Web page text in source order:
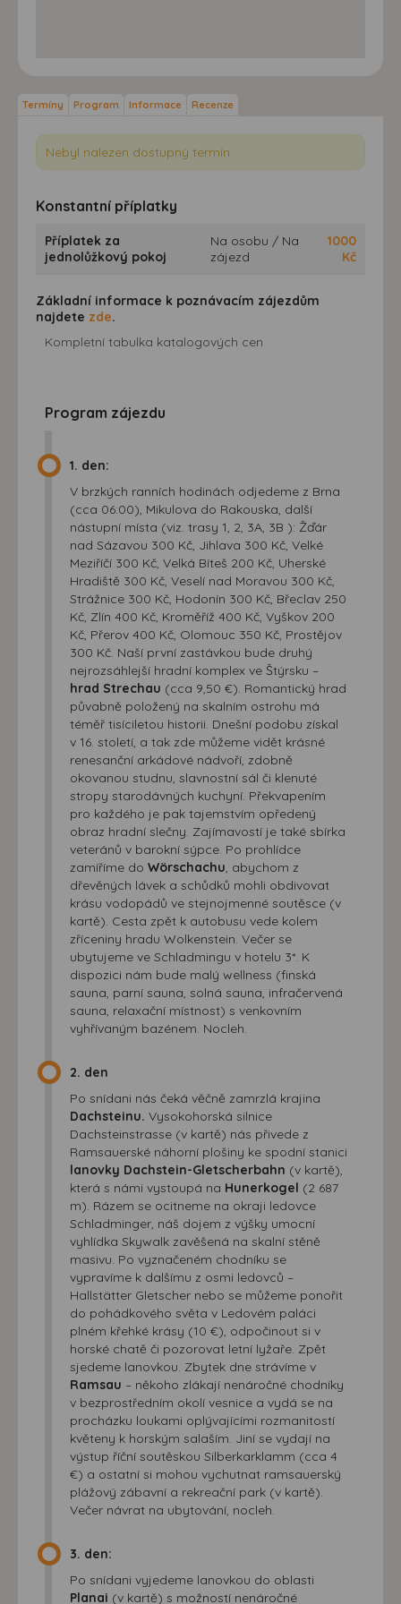
Termíny Program Informace Recenze
Nebyl nalezen dostupný termín.
Konstantní příplatky
Příplatek za
jednolůžkový pokoj
Na osobu / Na
zájezd
1000
Kč
Základní informace k poznávacím zájezdům
najdete zde.
Kompletní tabulka katalogových cen
Program zájezdu
1. den:
V brzkých ranních hodinách odjedeme z Brna
(cca 06:00), Mikulova do Rakouska, další
nástupní místa (viz. trasy 1, 2, 3A, 3B ): Žďár
nad Sázavou 300 Kč, Jihlava 300 Kč, Velké
Meziříčí 300 Kč, Velká Bíteš 200 Kč, Uherské
Hradiště 300 Kč, Veselí nad Moravou 300 Kč,
Strážnice 300 Kč, Hodonín 300 Kč, Břeclav 250
Kč, Zlín 400 Kč, Kroměříž 400 Kč, Vyškov 200
Kč, Přerov 400 Kč, Olomouc 350 Kč, Prostějov
300 Kč. Naší první zastávkou bude druhý
nejrozsáhlejší hradní komplex ve Štýrsku –
hrad Strechau (cca 9,50 €). Romantický hrad
půvabně položený na skalním ostrohu má
téměř tisíciletou historii. Dnešní podobu získal
v 16. století, a tak zde můžeme vidět krásné
renesanční arkádové nádvoří, zdobně
okovanou studnu, slavnostní sál či klenuté
stropy starodávných kuchyní. Překvapením
pro každého je pak tajemstvím opředený
obraz hradní slečny. Zajímavostí je také sbírka
veteránů v barokní sýpce. Po prohlídce
zamíříme do Wörschachu , abychom z
dřevěných lávek a schůdků mohli obdivovat
krásu vodopádů ve stejnojmenné soutěsce (v
kartě). Cesta zpět k autobusu vede kolem
zříceniny hradu Wolkenstein. Večer se
ubytujeme ve Schladmingu v hotelu 3*. K
dispozici nám bude malý wellness (finská
sauna, parní sauna, solná sauna, infračervená
sauna, relaxační místnost) s venkovním
vyhřívaným bazénem. Nocleh.
2. den
Po snídani nás čeká věčně zamrzlá krajina
Dachsteinu. Vysokohorská silnice
Dachsteinstrasse (v kartě) nás přivede z
Ramsauerské náhorní plošiny ke spodní stanici
lanovky Dachstein-Gletscherbahn (v kartě),
která s námi vystoupá na Hunerkogel (2 687
m). Rázem se ocitneme na okraji ledovce
Schladminger, náš dojem z výšky umocní
vyhlídka Skywalk zavěšená na skalní stěně
masivu. Po vyznačeném chodníku se
vypravíme k dalšímu z osmi ledovců –
Hallstätter Gletscher nebo se můžeme ponořit
do pohádkového světa v Ledovém paláci
plném křehké krásy (10 €), odpočinout si v
horské chatě či pozorovat letní lyžaře. Zpět
sjedeme lanovkou. Zbytek dne strávíme v
Ramsau – někoho zlákají nenáročné chodníky
v bezprostředním okolí vesnice a vydá se na
procházku loukami oplývajícími rozmanitostí
květeny k horským salaším. Jiní se vydají na
výstup říční soutěskou Silberkarklamm (cca 4
€) a ostatní si mohou vychutnat ramsauerský
plážový zábavní a rekreační park (v kartě).
Večer návrat na ubytování, nocleh.
3. den:
Po snídani vyjedeme lanovkou do oblasti
Planai (v kartě) s možností nenáročné